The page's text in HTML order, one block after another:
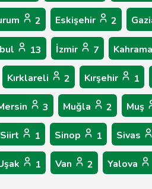
2 Eskişehir 2
13 İzmir 7
Kırklareli 2 Kırşehir 1
3 Muğla 2 Muş
Siirt 1 Sinop 1 Sivas
1 Van 2 Yalova